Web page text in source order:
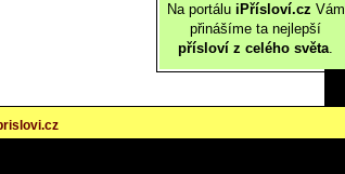
Na portálu iPřísloví.cz Vám
přinášíme ta nejlepší
přísloví z celého světa.